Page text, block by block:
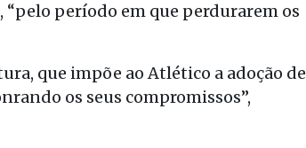
período em que perdurarem os
que impõe ao Atlético a adoção de
os seus compromissos”,